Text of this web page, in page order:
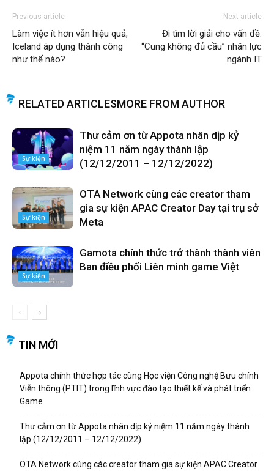
Previous article
Làm việc ít hơn vẫn hiệu quả,
Iceland áp dụng thành công
như thế nào?
Next article
Đi tìm lời giải cho vấn đề:
“Cung không đủ cầu” nhân lực
ngành IT
RELATED ARTICLESMORE FROM AUTHOR
Sự kiện
Thư cảm ơn từ Appota nhân dịp kỷ
niệm 11 năm ngày thành lập
(12/12/2011 – 12/12/2022)
Sự kiện
OTA Network cùng các creator tham
gia sự kiện APAC Creator Day tại trụ sở
Meta
Sự kiện
Gamota chính thức trở thành thành viên
Ban điều phối Liên minh game Việt
TIN MỚI
Appota chính thức hợp tác cùng Học viện Công nghệ Bưu chính
Viễn thông (PTIT) trong lĩnh vực đào tạo thiết kế và phát triển
Game
Thư cảm ơn từ Appota nhân dịp kỷ niệm 11 năm ngày thành
lập (12/12/2011 – 12/12/2022)
OTA Network cùng các creator tham gia sự kiện APAC Creator